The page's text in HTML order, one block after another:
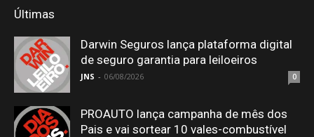
Últimas
Darwin Seguros lança plataforma digital
de seguro garantia para leiloeiros
JNS - 06/08/2026 0
PROAUTO lança campanha de mês dos
Pais e vai sortear 10 vales-combustível